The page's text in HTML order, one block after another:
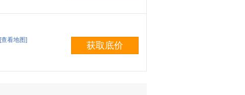
获取底价
[查看地图]